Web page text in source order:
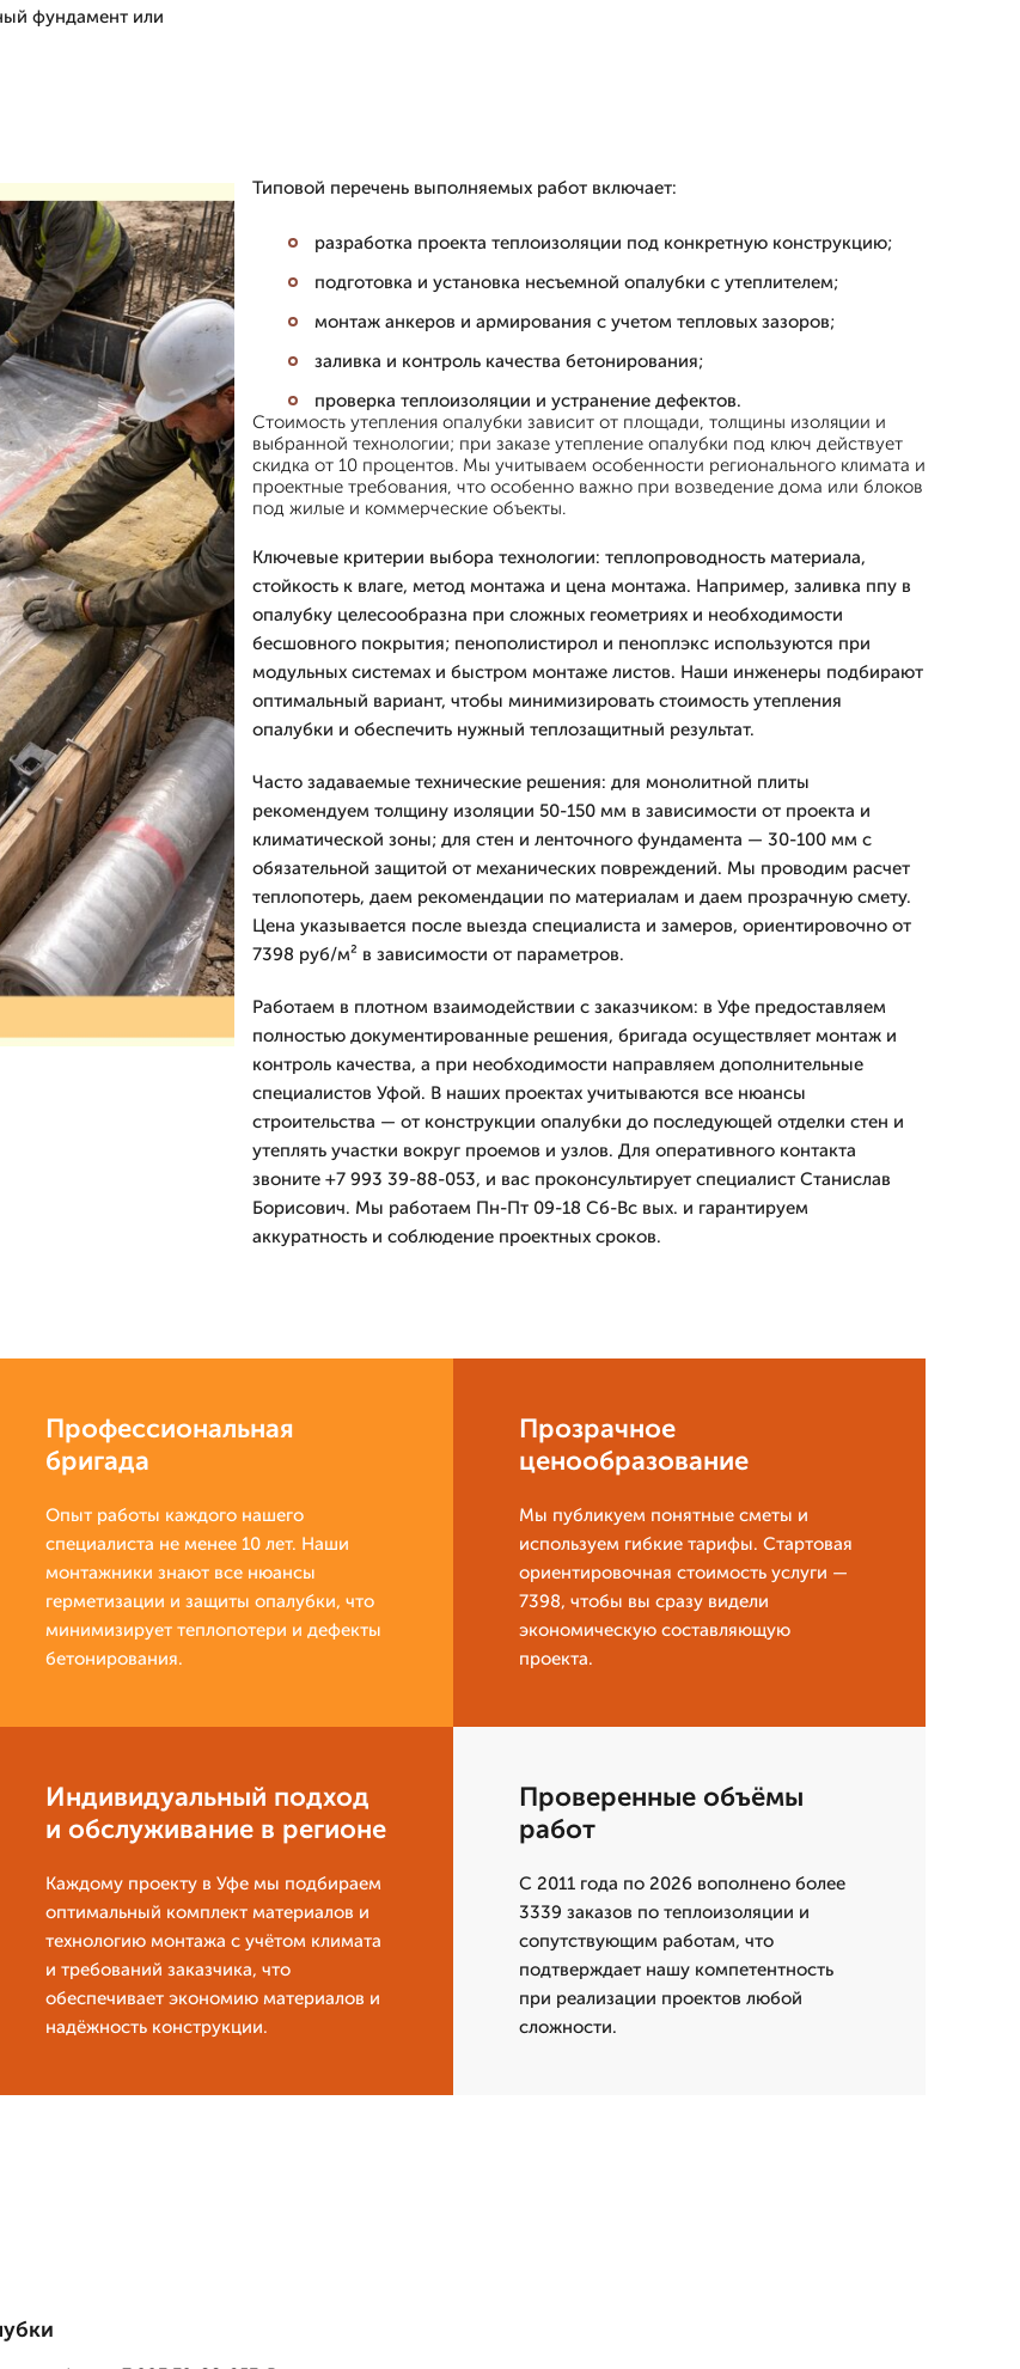
фундамент или
Типовой перечень выполняемых работ включает:
разработка проекта теплоизоляции под конкретную конструкцию;
подготовка и установка несъемной опалубки с утеплителем;
монтаж анкеров и армирования с учетом тепловых зазоров;
заливка и контроль качества бетонирования;
проверка теплоизоляции и устранение дефектов.
Стоимость утепления опалубки зависит от площади, толщины изоляции и
выбранной технологии; при заказе утепление опалубки под ключ действует
скидка от 10 процентов. Мы учитываем особенности регионального климата и
проектные требования, что особенно важно при возведение дома или блоков
под жилые и коммерческие объекты.
Ключевые критерии выбора технологии: теплопроводность материала,
стойкость к влаге, метод монтажа и цена монтажа. Например, заливка ппу в
опалубку целесообразна при сложных геометриях и необходимости
бесшовного покрытия; пенополистирол и пеноплэкс используются при
модульных системах и быстром монтаже листов. Наши инженеры подбирают
оптимальный вариант, чтобы минимизировать стоимость утепления
опалубки и обеспечить нужный теплозащитный результат.
Часто задаваемые технические решения: для монолитной плиты
рекомендуем толщину изоляции 50-150 мм в зависимости от проекта и
климатической зоны; для стен и ленточного фундамента — 30-100 мм с
обязательной защитой от механических повреждений. Мы проводим расчет
теплопотерь, даем рекомендации по материалам и даем прозрачную смету.
Цена указывается после выезда специалиста и замеров, ориентировочно от
7398 руб/м² в зависимости от параметров.
Работаем в плотном взаимодействии с заказчиком: в Уфе предоставляем
полностью документированные решения, бригада осуществляет монтаж и
контроль качества, а при необходимости направляем дополнительные
специалистов Уфой. В наших проектах учитываются все нюансы
строительства — от конструкции опалубки до последующей отделки стен и
утеплять участки вокруг проемов и узлов. Для оперативного контакта
звоните +7 993 39-88-053, и вас проконсультирует специалист Станислав
Борисович. Мы работаем Пн-Пт 09-18 Сб-Вс вых. и гарантируем
аккуратность и соблюдение проектных сроков.
Профессиональная
бригада
Опыт работы каждого нашего
специалиста не менее 10 лет. Наши
монтажники знают все нюансы
герметизации и защиты опалубки, что
минимизирует теплопотери и дефекты
бетонирования.
Прозрачное
ценообразование
Мы публикуем понятные сметы и
используем гибкие тарифы. Стартовая
ориентировочная стоимость услуги —
7398, чтобы вы сразу видели
экономическую составляющую
проекта.
Индивидуальный подход
и обслуживание в регионе
Каждому проекту в Уфе мы подбираем
оптимальный комплект материалов и
технологию монтажа с учётом климата
и требований заказчика, что
обеспечивает экономию материалов и
надёжность конструкции.
Проверенные объёмы
работ
С 2011 года по 2026 вополнено более
3339 заказов по теплоизоляции и
сопутствующим работам, что
подтверждает нашу компетентность
при реализации проектов любой
сложности.